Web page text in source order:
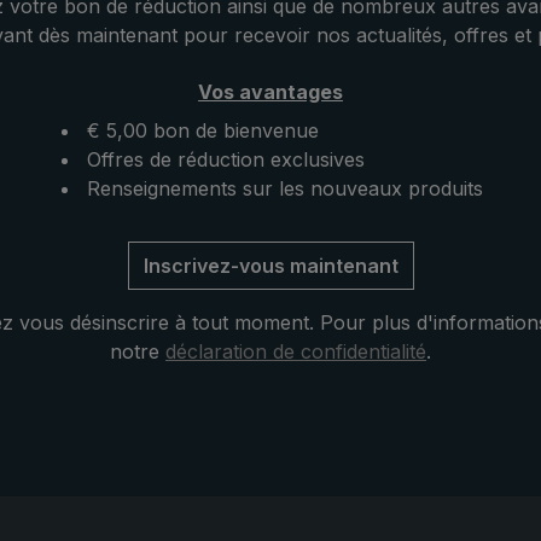
livré dans une housse
pratique en nylon
porté
sur l'épaule ou
compagnon idéal
Parapluie birdiepal
moderne et
tout très résistante à
discrets le réduit au
parapluie de trekking solide
léger qui fait face aux fortes
contraintes du vent et des
intempéries.
votre bon de réduction ainsi que de nombreux autres
dès maintenant pour recevoir nos actualités, offres et
Vos avantages
€ 5,00 bon de bienvenue
Offres de réduction exclusives
Renseignements sur les nouveaux produits
Inscrivez-vous maintenant
vous désinscrire à tout moment. Pour plus
notre déclaration de confidentialité.